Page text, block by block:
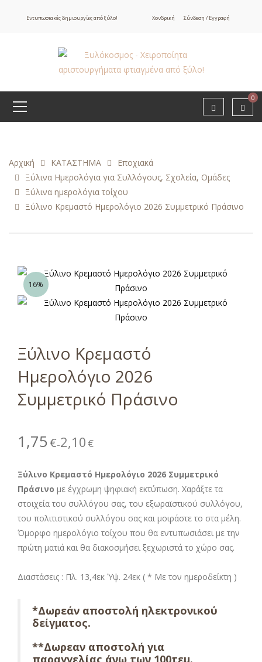
Εντυπωσιακές δημιουργίες από ξύλο! Χονδρική Σύνδεση / Εγγραφή
0
Αρχική ΚΑΤΑΣΤΗΜΑ
Εποχιακά
Ξύλινα Ημερολόγια για Συλλόγους, Σχολεία, Ομάδες
Ξύλινα ημερολόγια τοίχου
Ξύλινο Κρεμαστό Ημερολόγιο 2026 Συμμετρικό Πράσινο
16%
Ξύλινο Κρεμαστό
Ημερολόγιο 2026
Συμμετρικό Πράσινο
1,75 €–2,10 €
Ξύλινο Κρεμαστό Ημερολόγιο 2026 Συμμετρικό
Πράσινο με έγχρωμη ψηφιακή εκτύπωση. Χαράξτε τα
στοιχεία του συλλόγου σας, του εξωραϊστικού συλλόγου,
του πολιτιστικού συλλόγου σας και μοιράστε το στα μέλη.
Όμορφο ημερολόγιο τοίχου που θα εντυπωσιάσει με την
πρώτη ματιά και θα διακοσμήσει ξεχωριστά το χώρο σας.
Διαστάσεις : Πλ. 13,4εκ Ύψ. 24εκ ( * Με τον ημεροδείκτη )
*Δωρεάν αποστολή ηλεκτρονικού
δείγματος.
**Δωρεαν αποστολή για
παραγγελίας άνω των 100τεμ.